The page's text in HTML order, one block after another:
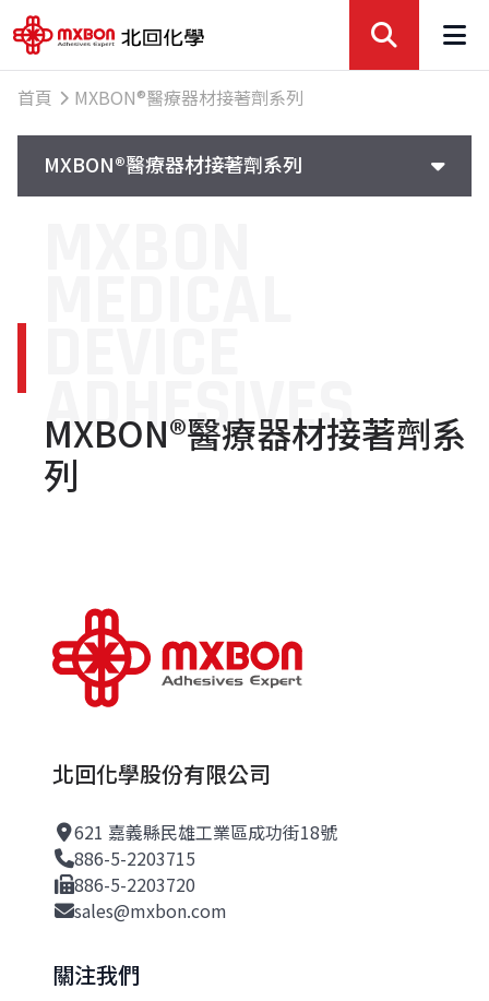
首頁 MXBON®醫療器材接著劑系列
MXBON®醫療器材接著劑系列
MXBON®醫療器材接著劑系
列
ADHESIVES
北回化學股份有限公司
621 嘉義縣民雄工業區成功街18號
886-5-2203715
886-5-2203720
sales@mxbon.com
關注我們